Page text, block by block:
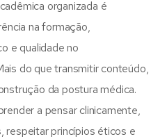
organizada é
na formação,
e qualidade no
do que transmitir conteúdo,
da postura médica.
a pensar clinicamente,
respeitar princípios éticos e